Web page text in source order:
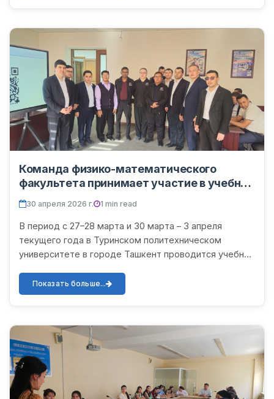
Команда физико-математического
факультета принимает участие в учебных
занятиях в Туринском политехническом
университете
30 апреля 2026 г. 1 min read
В период с 27–28 марта и 30 марта – 3 апреля
текущего года в Туринском политехническом
университете в городе Ташкент проводится учебная
Development Traini...
Показать больше...